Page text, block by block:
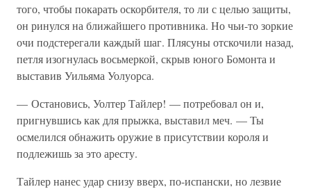
того, чтобы покарать оскорбителя, то ли с целью защиты,
он ринулся на ближайшего противника. Но чьи-то зоркие
очи подстерегали каждый шаг. Плясуны отскочили назад,
петля изогнулась восьмеркой, скрыв юного Бомонта и
выставив Уильяма Уолуорса.
— Остановись, Уолтер Тайлер! — потребовал он и,
пригнувшись как для прыжка, выставил меч. — Ты
осмелился обнажить оружие в присутствии короля и
подлежишь за это аресту.
Тайлер нанес удар снизу вверх, по-испански, но лезвие